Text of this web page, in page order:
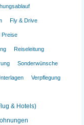
Fly & Drive
Preise
Reiseleitung
Sonderwünsche
Verpflegung
& Hotels)